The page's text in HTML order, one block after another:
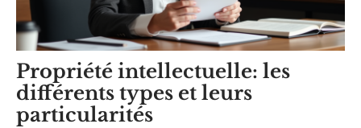
Propriété intellectuelle: les
différents types et leurs
particularités